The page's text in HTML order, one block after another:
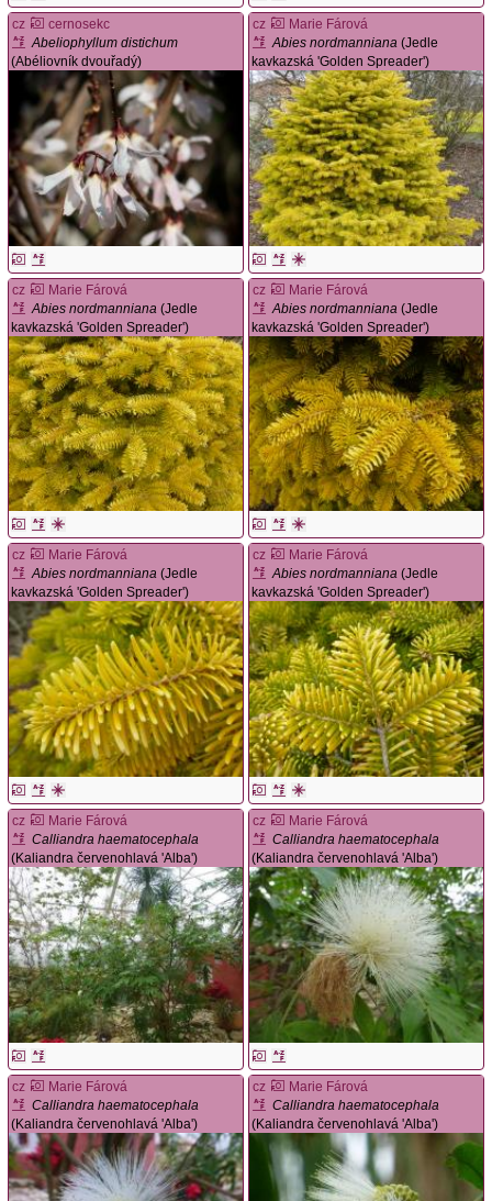
cz
cernosekc
Abeliophyllum distichum
(Abéliovník dvouřadý)
cz
Marie Fárová
Abies nordmanniana (Jedle
kavkazská 'Golden Spreader')
cz
Marie Fárová
Abies nordmanniana (Jedle
kavkazská 'Golden Spreader')
cz
Marie Fárová
Abies nordmanniana (Jedle
kavkazská 'Golden Spreader')
cz
Marie Fárová
Abies nordmanniana (Jedle
kavkazská 'Golden Spreader')
cz
Marie Fárová
Abies nordmanniana (Jedle
kavkazská 'Golden Spreader')
cz
Marie Fárová
Calliandra haematocephala
(Kaliandra červenohlavá 'Alba')
cz
Marie Fárová
Calliandra haematocephala
(Kaliandra červenohlavá 'Alba')
cz
Marie Fárová
Calliandra haematocephala
(Kaliandra červenohlavá 'Alba')
cz
Marie Fárová
Calliandra haematocephala
(Kaliandra červenohlavá 'Alba')